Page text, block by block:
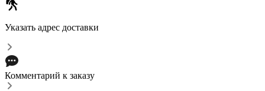
Указать адрес доставки
Комментарий к заказу